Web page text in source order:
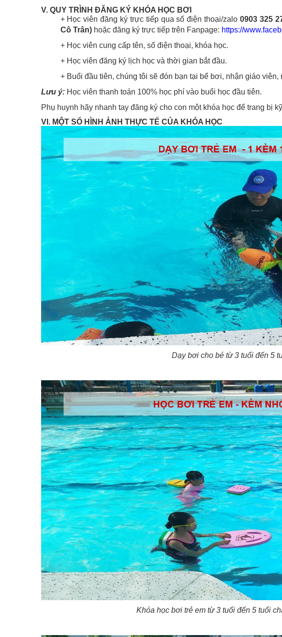
V. QUY TRÌNH ĐĂNG KÝ KHÓA HỌC BƠI
+ Học viên đăng ký trực tiếp qua số điện thoại/zalo0903 325
Cô Trân)hoặc đăng ký trực tiếp trên Fanpage: https://
+ Học viên cung cấp tên, số điện thoại, khóa học.
+ Học viên đăng ký lịch học và thời gian bắt đầu.
+ Buổi đầu tiên, chúng tôi sẽ đón bạn tại bể bơi, nhận giáo
Lưu ý: Học viên thanh toán 100% học phí vào buổi học đầu tiên.
Phụ huynh hãy nhanh tay đăng ký cho con một khóa học để trang bị
VI. MỘT SỐ HÌNH ẢNH THỰC TẾ CỦA KHÓA HỌC
Dạy bơi cho bé từ 3 tuổi đến 5
Khóa học bơi trẻ em từ 3 tuổi đến 5 tuổi